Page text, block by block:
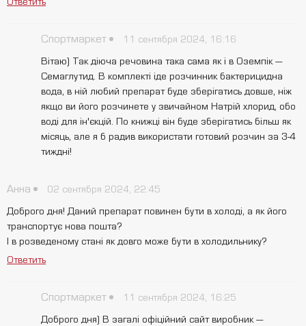
Спортмаркет 11 сентября 2024, 16:16
Вітаю) Так діюча речовина така сама як і в Оземпік —
Семаглутид. В комплекті іде розчинник бактерицидна
вода, в ній любий препарат буде зберігатись довше, ніж
якщо ви його розчинете у звичайном Натрій хлорид, обо
воді для ін'єкцій. По книжці він буде зберігатись більш як
місяць, але я б радив використати готовий розчин за 3-4
тиждні!
Анна 02 сентября 2024, 22:45
Доброго дня! Даний препарат повинен бути в холоді, а як його
транспортує нова пошта?
І в розведеному стані як довго може бути в холодильнику?
Ответить
Спортмаркет 11 сентября 2024, 16:25
Доброго дня) В загалі офіційний сайт виробник —